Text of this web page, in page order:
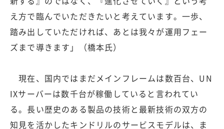
え方で臨んでいただきたいと考えています。一歩、
踏み出していただければ、あとは我々が運用フェー
ズまで導きます」（橋本氏）
現在、国内ではまだメインフレームは数百台、UN
IXサーバーは数千台が稼働していると言われてい
る。長い歴史のある製品の技術と最新技術の双方の
知見を活かしたキンドリルのサービスモデルは、ま